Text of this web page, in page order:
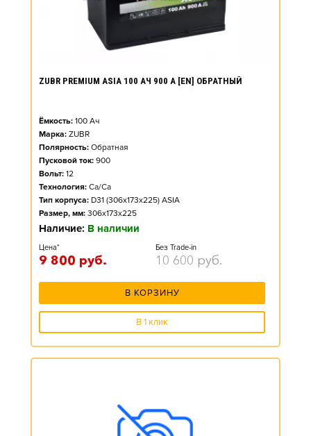
ZUBR PREMIUM ASIA 100 АЧ 900 А [EN] ОБРАТНЫЙ
Ёмкость: 100 Ач
Марка: ZUBR
Полярность: Обратная
Пусковой ток: 900
Вольт: 12
Технология: Ca/Ca
Тип корпуса: D31 (306x173x225) ASIA
Размер, мм: 306x173x225
Наличие: В наличии
Цена*
9 800 руб.
Без Trade-in
10 600 руб.
В КОРЗИНУ
В 1 клик